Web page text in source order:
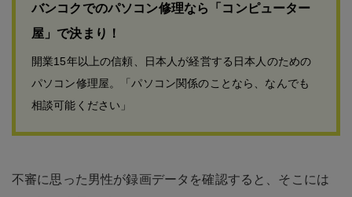
バンコクでのパソコン修理なら「コンピューター
屋」で決まり！
開業15年以上の信頼、日本人が経営する日本人のための
パソコン修理屋。「パソコン関係のことなら、なんでも
相談可能ください」
不審に思った男性が録画データを確認すると、そこには